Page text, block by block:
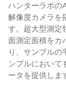
ハンターラボの
解像度カメラを
す。超大型測定
面測定面積をカ
り、サンプル
ンプルにおいて
ータを提供しま